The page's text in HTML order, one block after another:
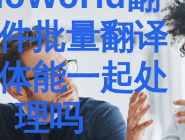
批量翻译
能一起处
理吗